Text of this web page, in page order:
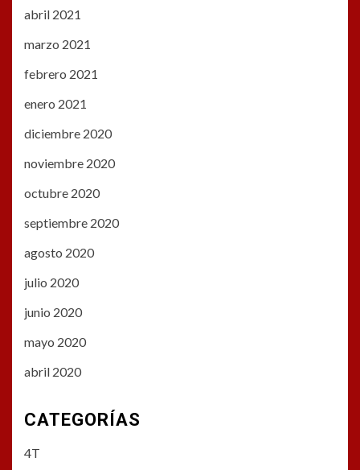
abril 2021
marzo 2021
febrero 2021
enero 2021
diciembre 2020
noviembre 2020
octubre 2020
septiembre 2020
agosto 2020
julio 2020
junio 2020
mayo 2020
abril 2020
CATEGORÍAS
4T